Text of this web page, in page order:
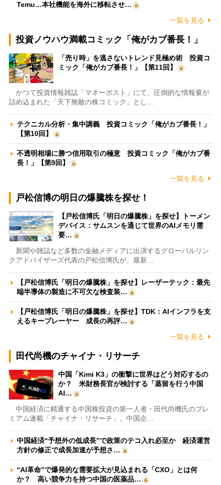
Temu…本社機能を海外に移転させ…
一覧を見る
投資ノウハウ満載コミック「俺がカブ番長！」
「売り時」を逃さないトレンド見極め術 投資コ
ミック「俺がカブ番長！」【第11回】
かつて投資情報雑誌「マネーポスト」にて、圧倒的な情報量が
詰め込まれた「天下無敵の株コミック」とし…
テクニカル分析・集中講義 投資コミック「俺がカブ番長！」
【第10回】
不透明相場に勝つ信用取引の極意 投資コミック「俺がカブ番
長！」【第9回】
一覧を見る
戸松信博の明日の爆騰株を探せ！
【戸松信博氏「明日の爆騰株」を探せ】トーメン
デバイス：サムスンを通じて世界のAIメモリ需
要…
新聞や雑誌など多数の金融メディアに出演するグローバルリン
クアドバイザーズ代表の戸松信博氏が、最新…
【戸松信博氏「明日の爆騰株」を探せ】レーザーテック：最先
端半導体の製造に不可欠な検査装…
【戸松信博氏「明日の爆騰株」を探せ】TDK：AIインフラを支
えるキープレーヤー 成長の再評…
一覧を見る
田代尚機のチャイナ・リサーチ
中国「Kimi K3」の衝撃に世界はどう対応するの
か？ 米財務長官が検討する「蒸留を行う中国
AI…
中国経済に精通する中国株投資の第一人者・田代尚機氏のプレ
ミアム連載「チャイナ・リサーチ」。中国企…
中国経済“予想外の低成長”で政策のテコ入れ必至か 経済運営
方針の修正で成長加速が予想さ…
“AI革命”で爆発的な需要拡大が見込まれる「CXO」とは何
か？ 高い競争力を持つ中国の医薬品…